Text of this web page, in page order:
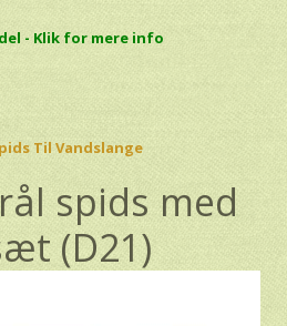
- Klik for mere info
Til Vandslange
spids med
(D21)